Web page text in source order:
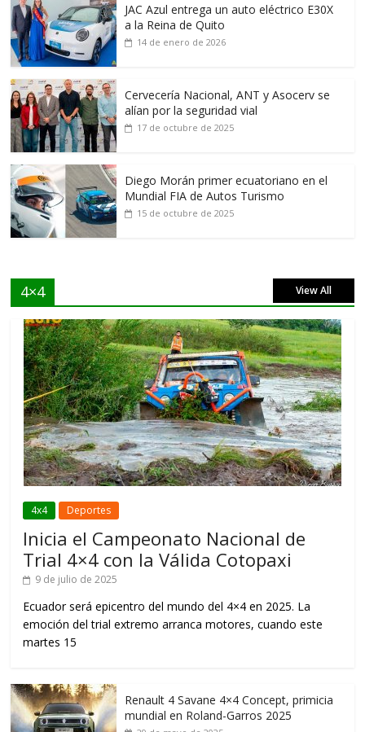
JAC Azul entrega un auto eléctrico E30X
a la Reina de Quito
14 de enero de 2026
Cervecería Nacional, ANT y Asocerv se
alían por la seguridad vial
17 de octubre de 2025
Diego Morán primer ecuatoriano en el
Mundial FIA de Autos Turismo
15 de octubre de 2025
4×4 View All
4x4 Deportes
Inicia el Campeonato Nacional de
Trial 4×4 con la Válida Cotopaxi
9 de julio de 2025
Ecuador será epicentro del mundo del 4×4 en 2025. La
emoción del trial extremo arranca motores, cuando este
martes 15
Renault 4 Savane 4×4 Concept, primicia
mundial en Roland-Garros 2025